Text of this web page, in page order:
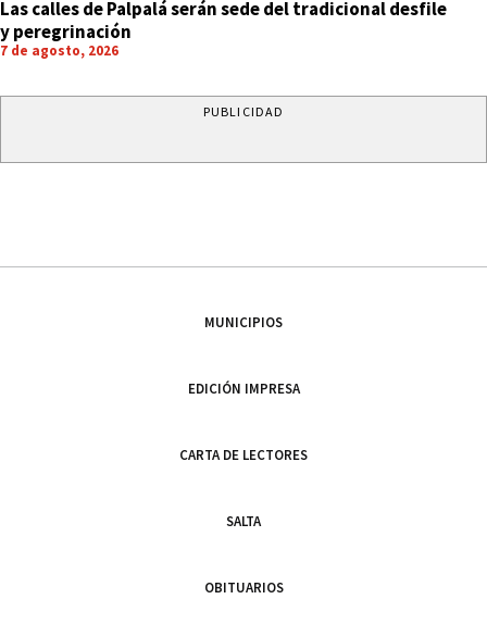
Las calles de Palpalá serán sede del tradicional desfile
y peregrinación
7 de agosto, 2026
PUBLICIDAD
MUNICIPIOS
EDICIÓN IMPRESA
CARTA DE LECTORES
SALTA
OBITUARIOS